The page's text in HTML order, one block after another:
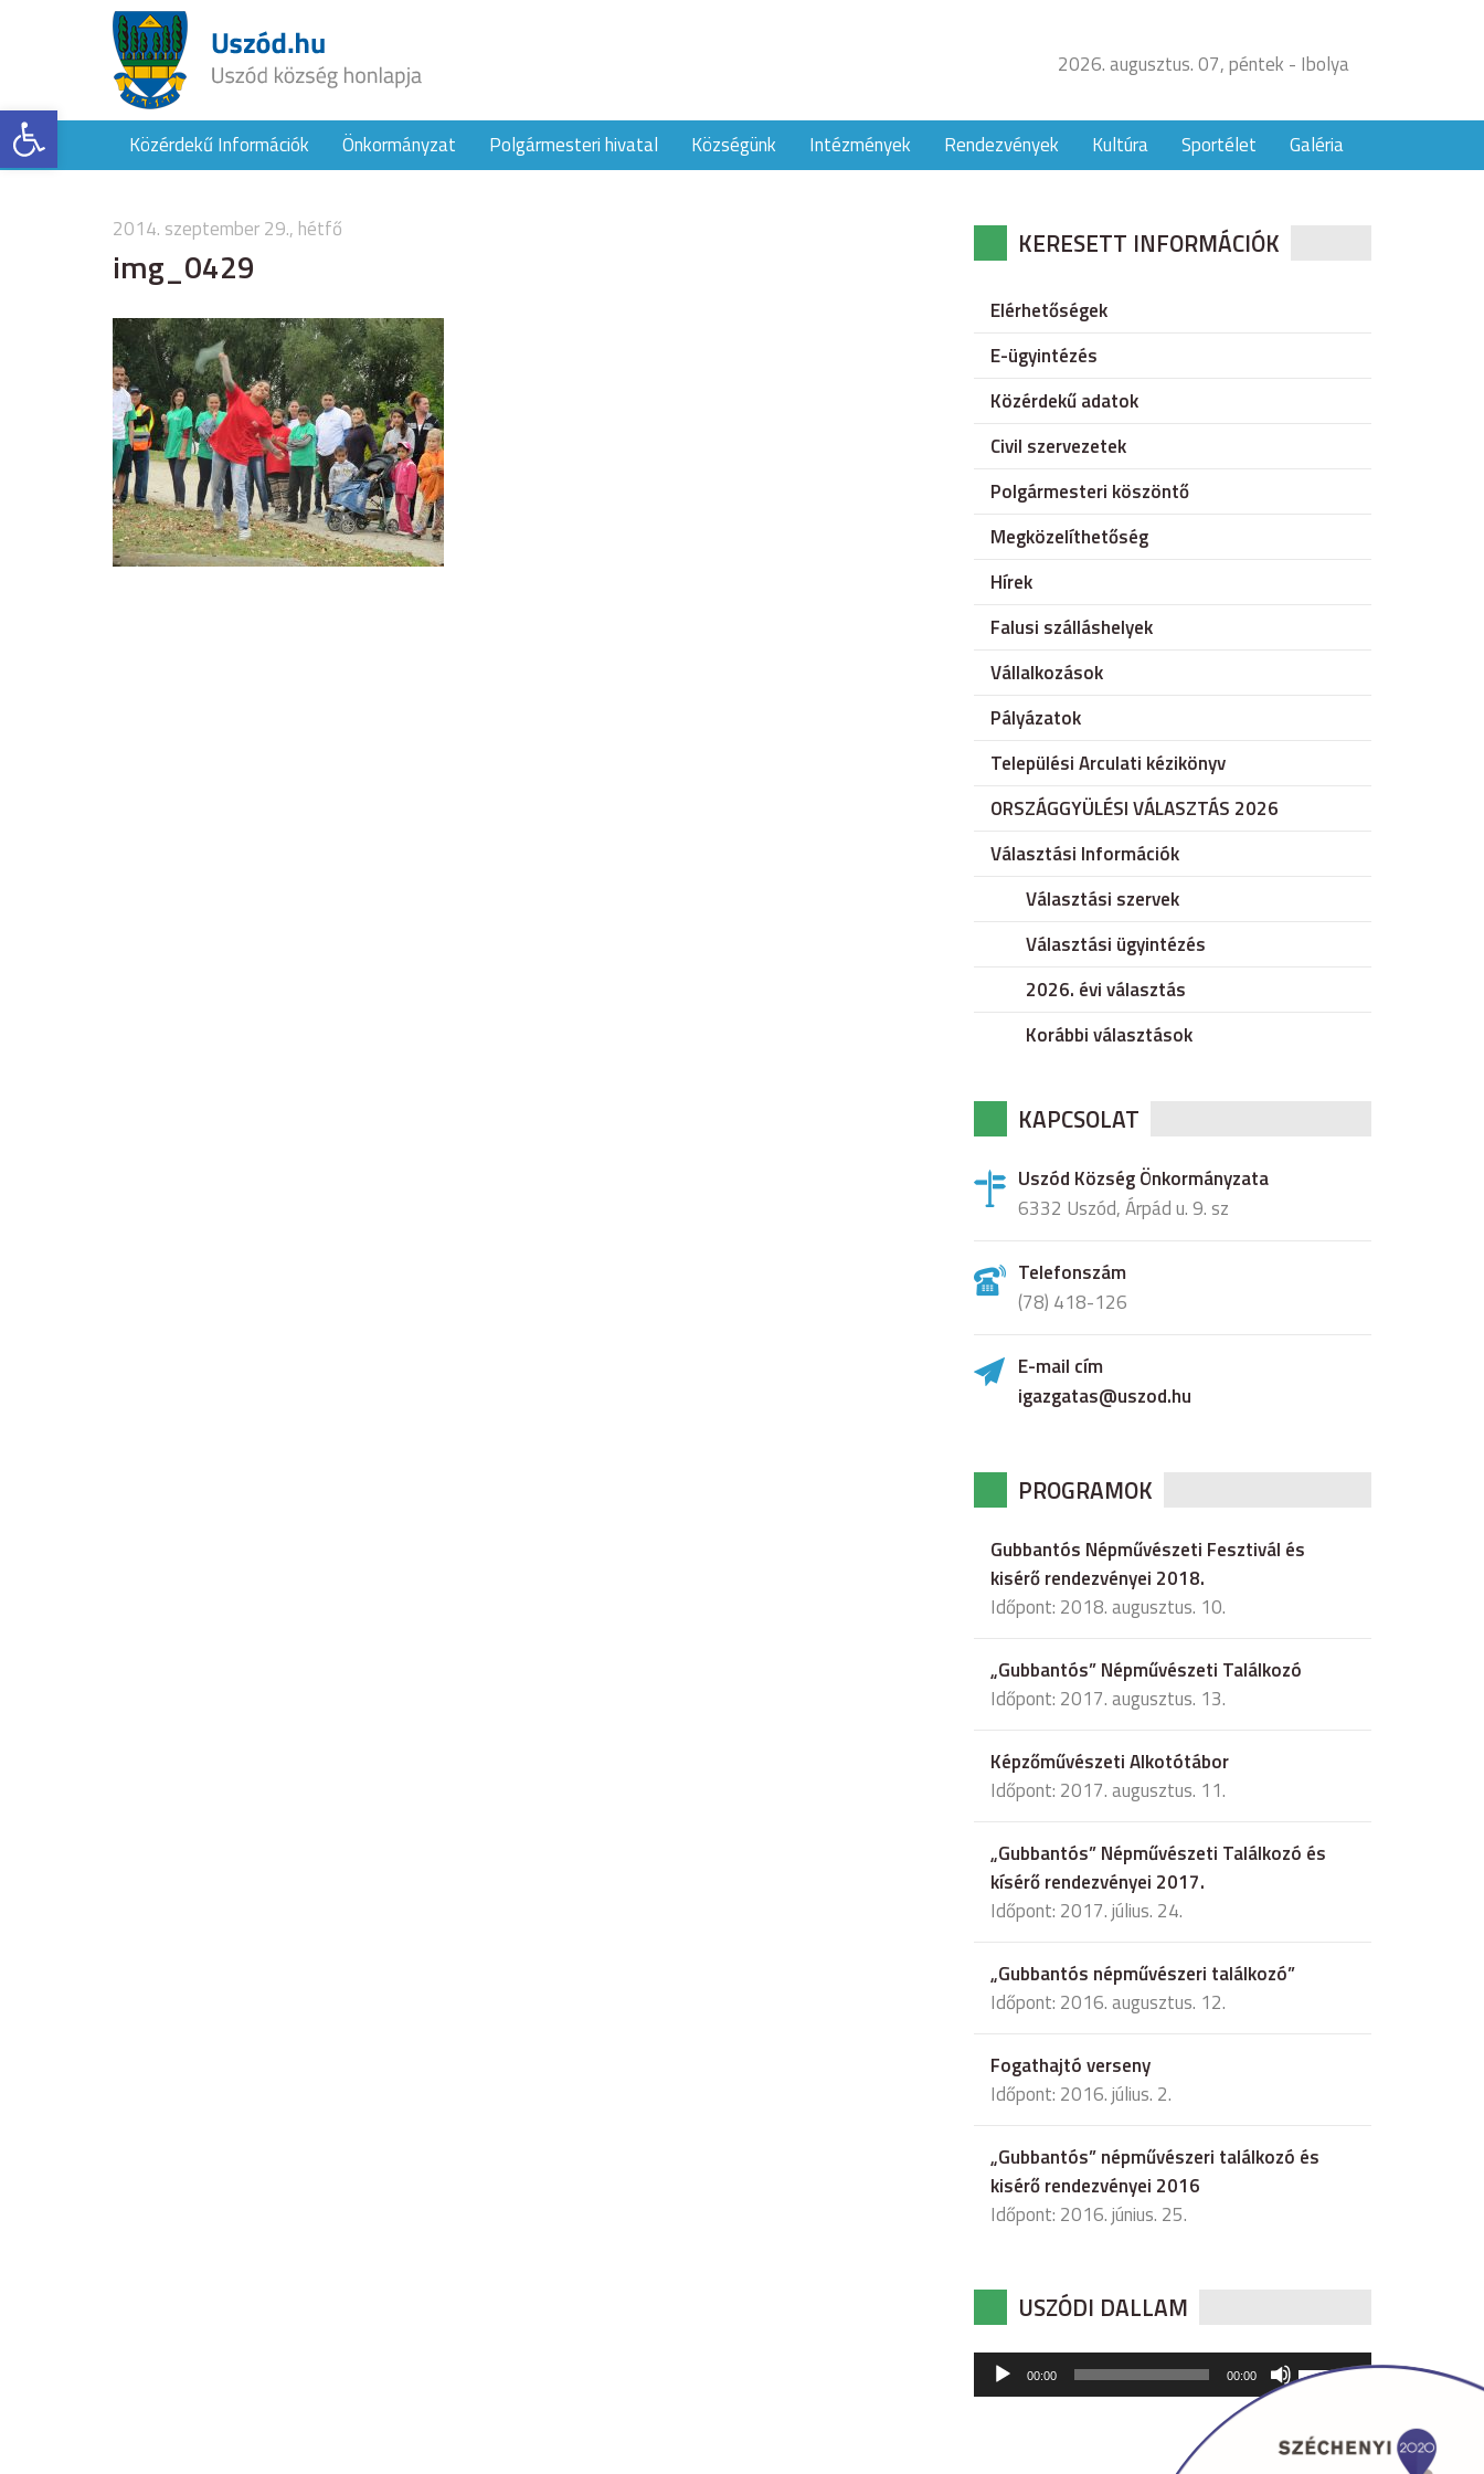
Eszköztár megnyitása
2026. augusztus. 07, péntek - Ibolya
Közérdekű Információk Önkormányzat Polgármesteri hivatal Községünk Intézmények Rendezvények Kultúra Sportélet Galéria
2014. szeptember 29., hétfő
img_0429 KERESETT INFORMÁCIÓK
Elérhetőségek
E-ügyintézés
Közérdekű adatok
Civil szervezetek
Polgármesteri köszöntő
Megközelíthetőség
Hírek
Falusi szálláshelyek
Vállalkozások
Pályázatok
Települési Arculati kézikönyv
ORSZÁGGYÜLÉSI VÁLASZTÁS 2026
Választási Információk
Választási szervek
Választási ügyintézés
2026. évi választás
Korábbi választások
KAPCSOLAT
Uszód Község Önkormányzata
6332 Uszód, Árpád u. 9. sz
Telefonszám
(78) 418-126
E-mail cím
igazgatas@uszod.hu
PROGRAMOK
Gubbantós Népművészeti Fesztivál és
kisérő rendezvényei 2018.
Időpont: 2018. augusztus. 10.
„Gubbantós” Népművészeti Találkozó
Időpont: 2017. augusztus. 13.
Képzőművészeti Alkotótábor
Időpont: 2017. augusztus. 11.
„Gubbantós” Népművészeti Találkozó és
kísérő rendezvényei 2017.
Időpont: 2017. július. 24.
„Gubbantós népművészeri találkozó”
Időpont: 2016. augusztus. 12.
Fogathajtó verseny
Időpont: 2016. július. 2.
„Gubbantós” népművészeri találkozó és
kisérő rendezvényei 2016
Időpont: 2016. június. 25.
USZÓDI DALLAM
Audió
lejátszó
00:00 00:00
hangerő
csökkentéséhez